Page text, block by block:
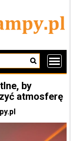
by
atmosferę